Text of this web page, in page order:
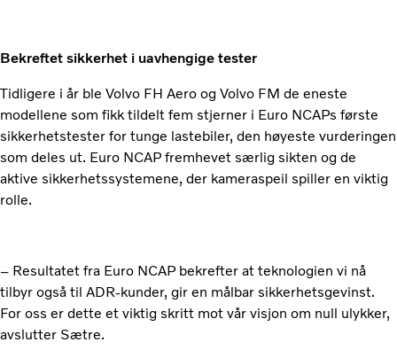
Bekreftet sikkerhet i uavhengige tester
Tidligere i år ble Volvo FH Aero og Volvo FM de eneste
modellene som fikk tildelt fem stjerner i Euro NCAPs første
sikkerhetstester for tunge lastebiler, den høyeste vurderingen
som deles ut. Euro NCAP fremhevet særlig sikten og de
aktive sikkerhetssystemene, der kameraspeil spiller en viktig
rolle.
– Resultatet fra Euro NCAP bekrefter at teknologien vi nå
tilbyr også til ADR-kunder, gir en målbar sikkerhetsgevinst.
For oss er dette et viktig skritt mot vår visjon om null ulykker,
avslutter Sætre.